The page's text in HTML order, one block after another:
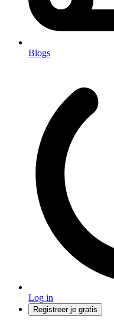
Blogs
Log in
Registreer je gratis